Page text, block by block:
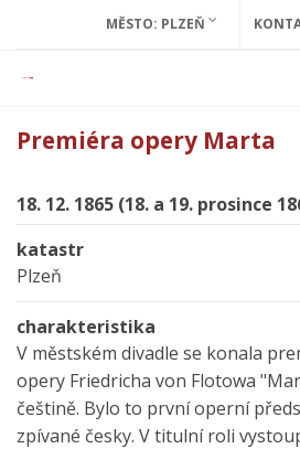
MĚSTO: PLZEŇ
Premiéra opery Marta
18. 12. 1865 (18. a 19. prosince
katastr
Plzeň
charakteristika
V městském divadle se konala
opery Friedricha von Flotowa
češtině. Bylo to první operní
zpívané česky. V titulní roli